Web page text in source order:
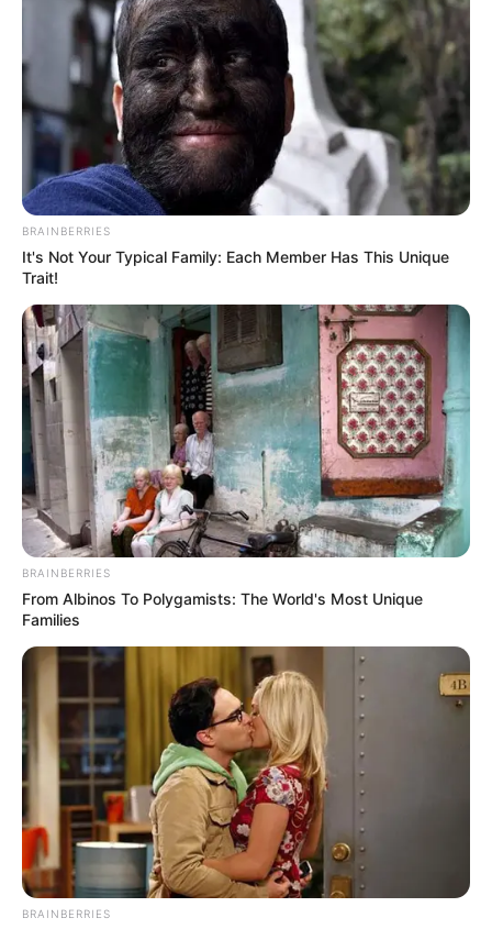
BRAINBERRIES
It's Not Your Typical Family: Each Member Has This Unique
Trait!
BRAINBERRIES
From Albinos To Polygamists: The World's Most Unique
Families
BRAINBERRIES